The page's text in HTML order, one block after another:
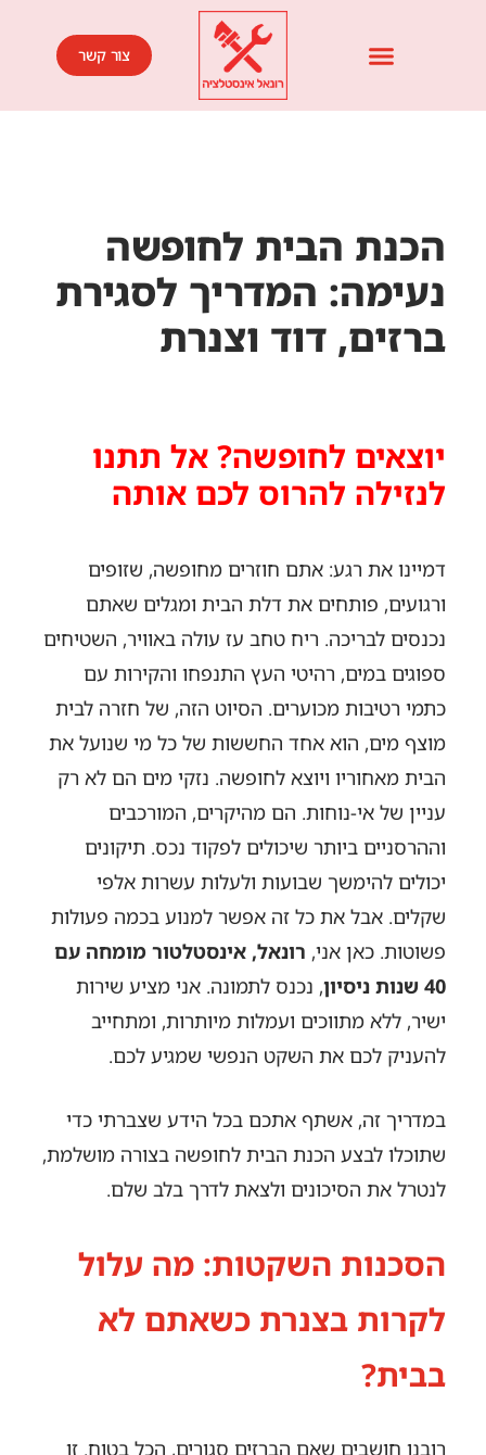
צור קשר
הכנת הבית לחופשה
נעימה: המדריך לסגירת
ברזים, דוד וצנרת
יוצאים לחופשה? אל תתנו
לנזילה להרוס לכם אותה
דמיינו את רגע: אתם חוזרים מחופשה, שזופים
ורגועים, פותחים את דלת הבית ומגלים שאתם
נכנסים לבריכה. ריח טחב עז עולה באוויר, השטיחים
ספוגים במים, רהיטי העץ התנפחו והקירות עם
כתמי רטיבות מכוערים. הסיוט הזה, של חזרה לבית
מוצף מים, הוא אחד החששות של כל מי שנועל את
הבית מאחוריו ויוצא לחופשה. נזקי מים הם לא רק
עניין של אי-נוחות. הם מהיקרים, המורכבים
וההרסניים ביותר שיכולים לפקוד נכס. תיקונים
יכולים להימשך שבועות ולעלות עשרות אלפי
שקלים. אבל את כל זה אפשר למנוע בכמה פעולות
פשוטות. כאן אני, רונאל, אינסטלטור מומחה עם
40 שנות ניסיון
, נכנס לתמונה. אני מציע שירות
ישיר, ללא מתווכים ועמלות מיותרות, ומתחייב
להעניק לכם את השקט הנפשי שמגיע לכם.
במדריך זה, אשתף אתכם בכל הידע שצברתי כדי
שתוכלו לבצע הכנת הבית לחופשה בצורה מושלמת,
לנטרל את הסיכונים ולצאת לדרך בלב שלם.
הסכנות השקטות: מה עלול
לקרות בצנרת כשאתם לא
בבית?
רובנו חושבים שאם הברזים סגורים, הכל בטוח. זו